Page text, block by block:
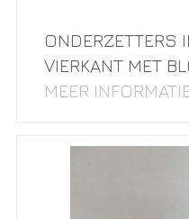
ONDERZETTERS
VIERKANT MET
MEER